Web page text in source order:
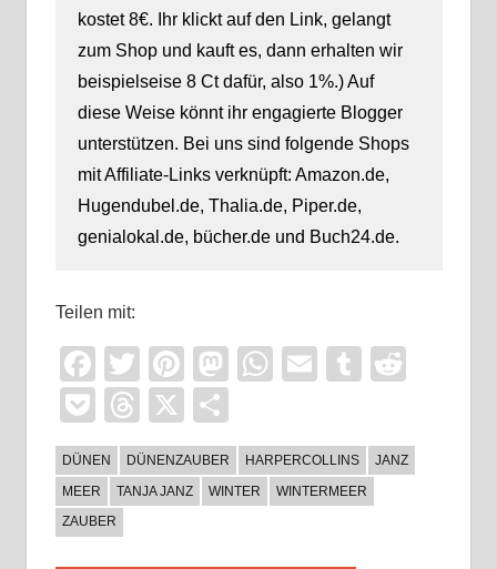
kostet 8€. Ihr klickt auf den Link, gelangt
zum Shop und kauft es, dann erhalten wir
beispielseise 8 Ct dafür, also 1%.) Auf
diese Weise könnt ihr engagierte Blogger
unterstützen. Bei uns sind folgende Shops
mit Affiliate-Links verknüpft: Amazon.de,
Hugendubel.de, Thalia.de, Piper.de,
genialokal.de, bücher.de und Buch24.de.
Teilen mit:
Facebook
TwitterPinterest
Mastodon
WhatsApp
EmailTumblr
PocketThreads
X
DÜNEN DÜNENZAUBER HARPERCOLLINS
JANZ
MEER
TANJA JANZ WINTER
WINTERMEER
ZAUBER